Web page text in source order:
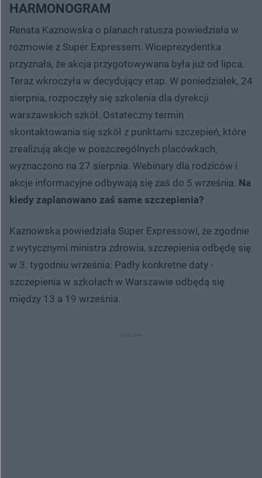
HARMONOGRAM
Renata Kaznowska o planach ratusza powiedziała w
rozmowie z Super Expressem. Wiceprezydentka
przyznała, że akcja przygotowywana była już od lipca.
Teraz wkroczyła w decydujący etap. W poniedziałek, 24
sierpnia, rozpoczęły się szkolenia dla dyrekcji
warszawskich szkół. Ostateczny termin
skontaktowania się szkół z punktami szczepień, które
zrealizują akcje w poszczególnych placówkach,
wyznaczono na 27 sierpnia. Webinary dla rodziców i
akcje informacyjne odbywają się zaś do 5 września. Na
kiedy zaplanowano zaś same szczepienia?
Kaznowska powiedziała Super Expressowi, że zgodnie
z wytycznymi ministra zdrowia, szczepienia odbędę się
w 3. tygodniu września. Padły konkretne daty -
szczepienia w szkołach w Warszawie odbędą się
między 13 a 19 września.